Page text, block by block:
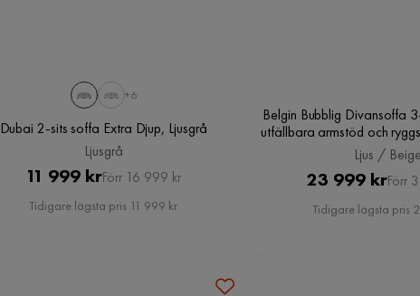
+6
Dubai 2-sits soffa Extra Djup, Ljusgrå
Ljusgrå
Pris
11 999 krOriginal
Pris
Förr 16 999 kr
Tidigare lägsta pris 11 999 kr
Belgin Bubblig Divansoffa
utfällbara armstöd och
Ljus / Beige
Pris
23 999 kr
Pris
Förr
Tidigare lägsta pris